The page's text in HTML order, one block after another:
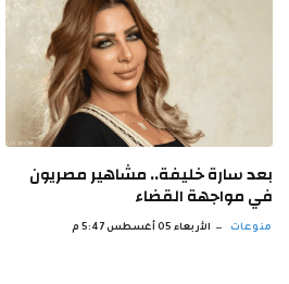
بعد سارة خليفة.. مشاهير مصريون
في مواجهة القضاء
منوعات الأربعاء 05 أغسطس 5:47 م